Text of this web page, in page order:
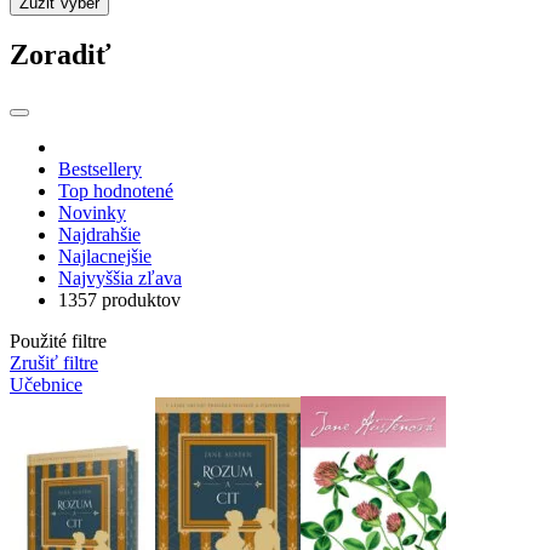
Zoradiť
Bestsellery
Top hodnotené
Novinky
Najdrahšie
Najlacnejšie
Najvyššia zľava
1357 produktov
Použité filtre
Zrušiť filtre
Učebnice